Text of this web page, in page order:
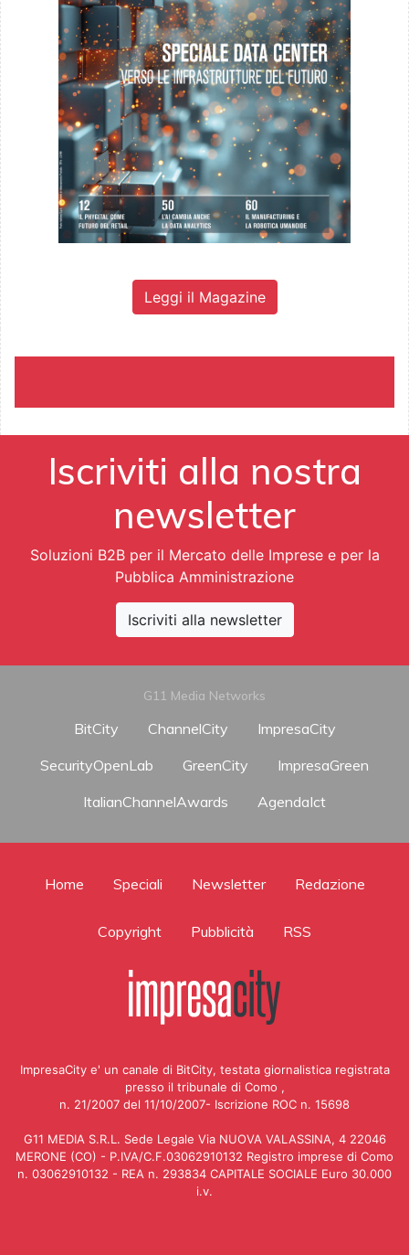
Leggi il Magazine
Iscriviti alla nostra
newsletter
Soluzioni B2B per il Mercato delle Imprese e per la
Pubblica Amministrazione
Iscriviti alla newsletter
G11 Media Networks
BitCity ChannelCity
ImpresaCity
SecurityOpenLab
GreenCity
ImpresaGreen
ItalianChannelAwards
AgendaIct
Home Speciali Newsletter Redazione
Copyright Pubblicità RSS
ImpresaCity e' un canale di BitCity, testata giornalistica registrata
presso il tribunale di Como ,
n. 21/2007 del 11/10/2007- Iscrizione ROC n. 15698
G11 MEDIA S.R.L. Sede Legale Via NUOVA VALASSINA, 4 22046
MERONE (CO) - P.IVA/C.F.03062910132 Registro imprese di Como
n. 03062910132 - REA n. 293834 CAPITALE SOCIALE Euro 30.000
i.v.